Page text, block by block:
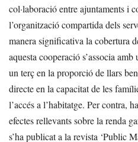
col·laboració entre ajuntaments i
l’organització compartida dels
manera significativa la cobertura
aquesta cooperació s’associa
un terç en la proporció de llars
directe en la capacitat de les
l’accés a l’habitatge. Per contra,
efectes rellevants sobre la renda
s’ha publicat a la revista ‘Public